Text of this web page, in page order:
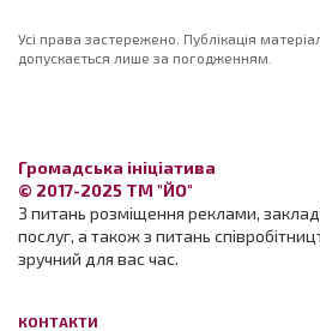
Усі права застережено. Публікація
допускається лише за погодженням.
Громадська ініціатива
© 2017-2025 ТМ "ЙО"
З питань розміщення реклами,
послуг, а також з питань
зручний для вас час.
КОНТАКТИ